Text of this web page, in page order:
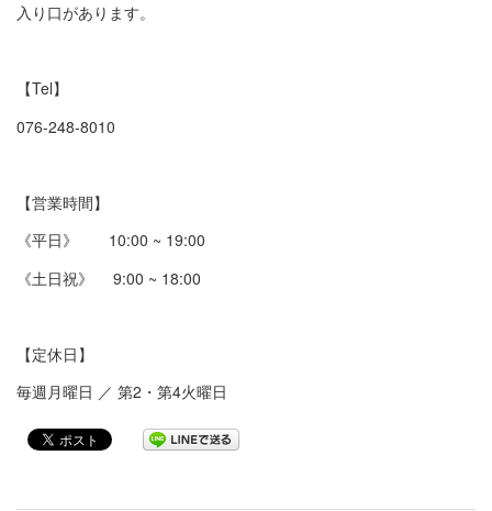
入り口があります。
【Tel】
076-248-8010
【営業時間】
《平日》 10:00 ~ 19:00
《土日祝》 9:00 ~ 18:00
【定休日】
毎週月曜日 ／ 第2・第4火曜日